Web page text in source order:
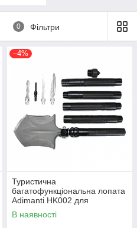
0 Фільтри
–4%
Туристична
багатофункціональна лопата
Adimanti HK002 для
виживання
В наявності